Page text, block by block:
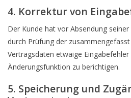
4. Korrektur von
Der Kunde hat vor Absendung
durch Prüfung der
Vertragsdaten etwaige
Änderungsfunktion zu berichtigen.
5. Speicherung und